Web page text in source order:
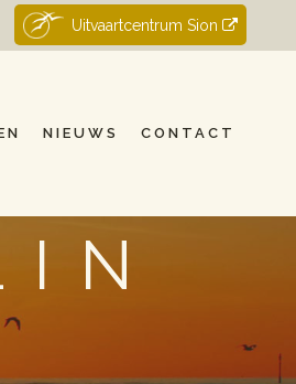
Uitvaartcentrum Sion
NIEUWS CONTACT